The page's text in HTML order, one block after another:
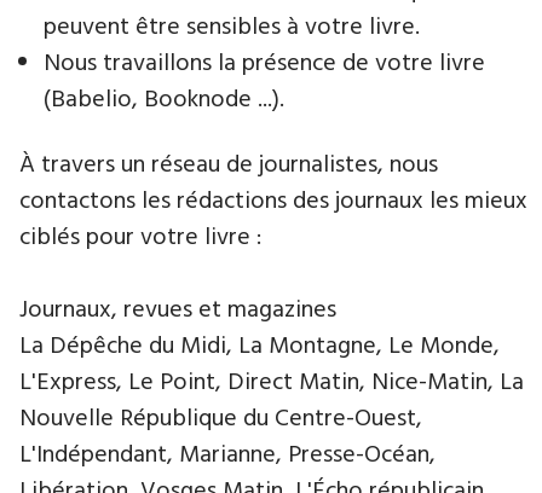
peuvent être sensibles à votre livre.
Nous travaillons la présence de votre livre
(Babelio, Booknode ...).
À travers un réseau de journalistes, nous
contactons les rédactions des journaux les mieux
ciblés pour votre livre :
Journaux, revues et magazines
La Dépêche du Midi, La Montagne, Le Monde,
L'Express, Le Point, Direct Matin, Nice-Matin, La
Nouvelle République du Centre-Ouest,
L'Indépendant, Marianne, Presse-Océan,